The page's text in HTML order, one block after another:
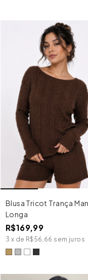
Blusa Tricot Trança
Longa
R$169,99
3 x de R$56,66 sem juros